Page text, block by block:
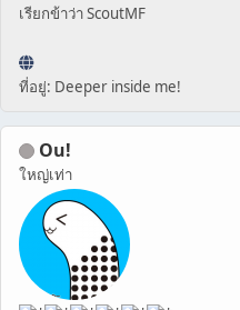
เรียกข้าว่า ScoutMF
ที่อยู่: Deeper inside me!
Ou!
ใหญ่เท่า